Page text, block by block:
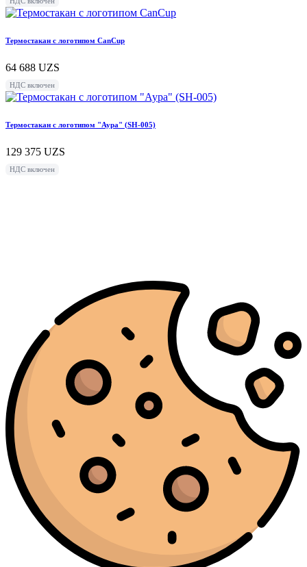
Термостакан с логотипом CanCup
64 688 UZS
НДС включен
Термостакан с логотипом "Аура" (SH-005)
129 375 UZS
НДС включен